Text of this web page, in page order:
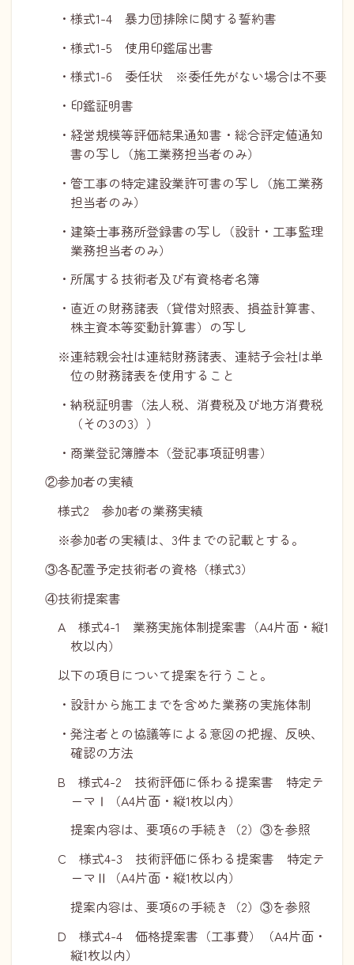
・様式1-4 暴力団排除に関する誓約書
・様式1-5 使用印鑑届出書
・様式1-6 委任状 ※委任先がない場合は不要
・印鑑証明書
・経営規模等評価結果通知書・総合評定値通知
書の写し（施工業務担当者のみ）
・管工事の特定建設業許可書の写し（施工業務
担当者のみ）
・建築士事務所登録書の写し（設計・工事監理
業務担当者のみ）
・所属する技術者及び有資格者名簿
・直近の財務諸表（貸借対照表、損益計算書、
株主資本等変動計算書）の写し
※連結親会社は連結財務諸表、連結子会社は単
位の財務諸表を使用すること
・納税証明書（法人税、消費税及び地方消費税
（その3の3））
・商業登記簿謄本（登記事項証明書）
②参加者の実績
様式2 参加者の業務実績
※参加者の実績は、3件までの記載とする。
③各配置予定技術者の資格（様式3）
④技術提案書
A 様式4-1 業務実施体制提案書（A4片面・縦1
枚以内）
以下の項目について提案を行うこと。
・設計から施工までを含めた業務の実施体制
・発注者との協議等による意図の把握、反映、
確認の方法
B 様式4-2 技術評価に係わる提案書 特定テ
ーマⅠ（A4片面・縦1枚以内）
提案内容は、要項6の手続き（2）③を参照
C 様式4-3 技術評価に係わる提案書 特定テ
ーマⅡ（A4片面・縦1枚以内）
提案内容は、要項6の手続き（2）③を参照
D 様式4-4 価格提案書（工事費）（A4片面・
縦1枚以内）